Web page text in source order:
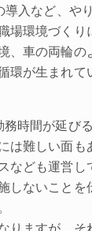
導入など、や
場環境づくり
、車の両輪の
環が生まれて
時間が延び
は難しい面も
なども運営し
しないことを
りますが、そ